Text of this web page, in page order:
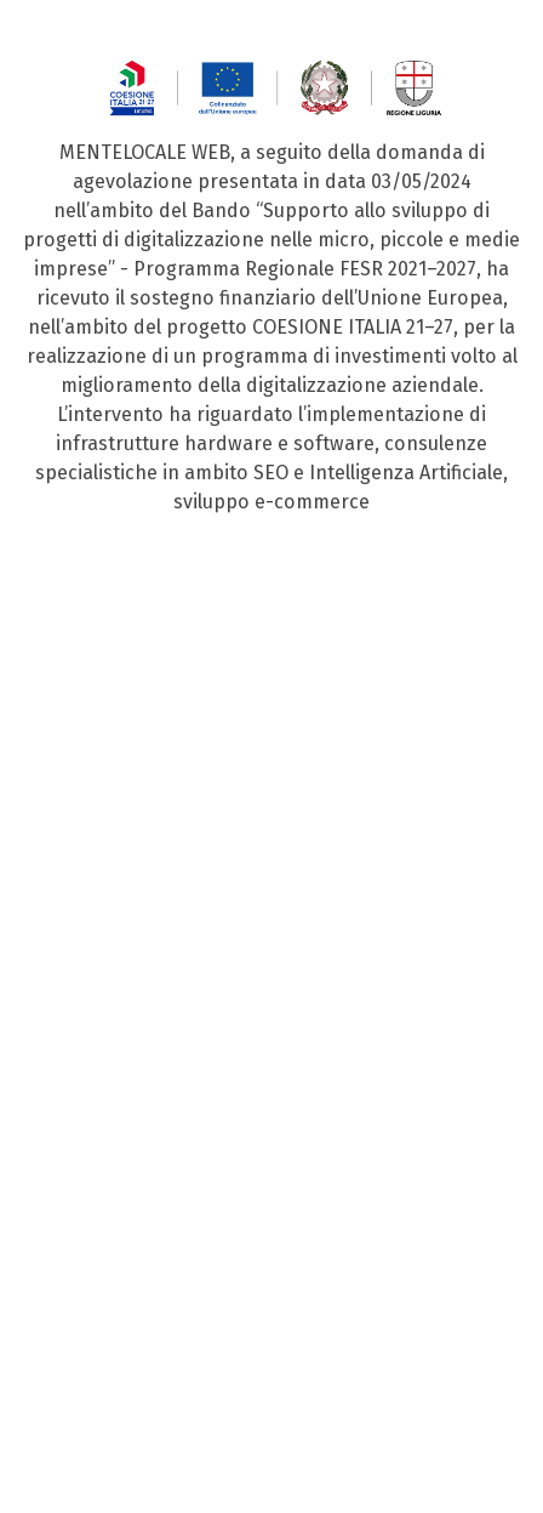
MENTELOCALE WEB, a seguito della domanda di
agevolazione presentata in data 03/05/2024
nell’ambito del Bando “Supporto allo sviluppo di
progetti di digitalizzazione nelle micro, piccole e medie
imprese” - Programma Regionale FESR 2021–2027, ha
ricevuto il sostegno finanziario dell’Unione Europea,
nell’ambito del progetto COESIONE ITALIA 21–27, per la
realizzazione di un programma di investimenti volto al
miglioramento della digitalizzazione aziendale.
L’intervento ha riguardato l’implementazione di
infrastrutture hardware e software, consulenze
specialistiche in ambito SEO e Intelligenza Artificiale,
sviluppo e-commerce